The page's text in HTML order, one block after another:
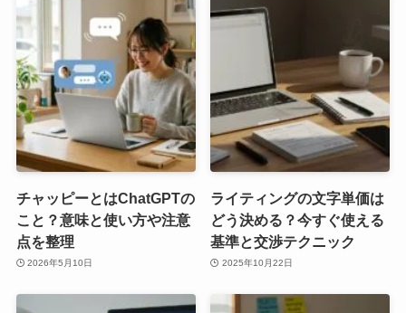
チャッピーとはChatGPTの
こと？意味と使い方や注意
点を整理
2026年5月10日
ライティングの文字単価は
どう決める？今すぐ使える
基準と交渉テクニック
2025年10月22日